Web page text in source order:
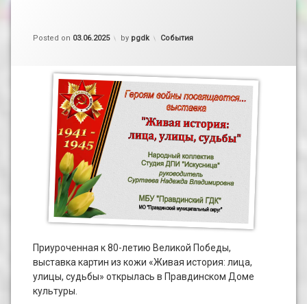
Posted on 03.06.2025 by pgdk Категории:
События
Приуроченная к 80-летию Великой Победы,
выставка картин из кожи «Живая история: лица,
улицы, судьбы» открылась в Правдинском Доме
культуры.